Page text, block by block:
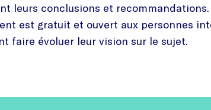
leurs conclusions et
est gratuit et ouvert aux personnes
faire évoluer leur vision sur le sujet.